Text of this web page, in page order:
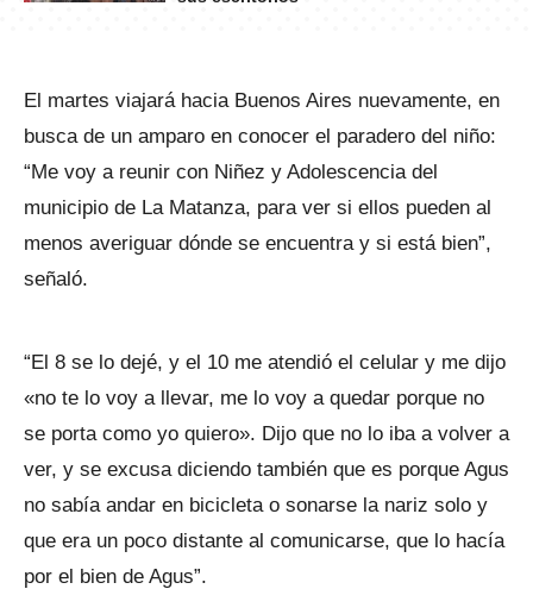
El martes viajará hacia Buenos Aires nuevamente, en
busca de un amparo en conocer el paradero del niño:
“Me voy a reunir con Niñez y Adolescencia del
municipio de La Matanza, para ver si ellos pueden al
menos averiguar dónde se encuentra y si está bien”,
señaló.
“El 8 se lo dejé, y el 10 me atendió el celular y me dijo
«no te lo voy a llevar, me lo voy a quedar porque no
se porta como yo quiero». Dijo que no lo iba a volver a
ver, y se excusa diciendo también que es porque Agus
no sabía andar en bicicleta o sonarse la nariz solo y
que era un poco distante al comunicarse, que lo hacía
por el bien de Agus”.